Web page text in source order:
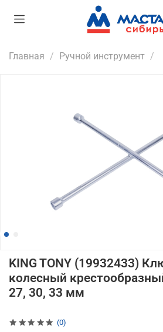
Главная Ручной инструмент
(0)
KING TONY (19932433)
колесный
27, 30, 33 мм